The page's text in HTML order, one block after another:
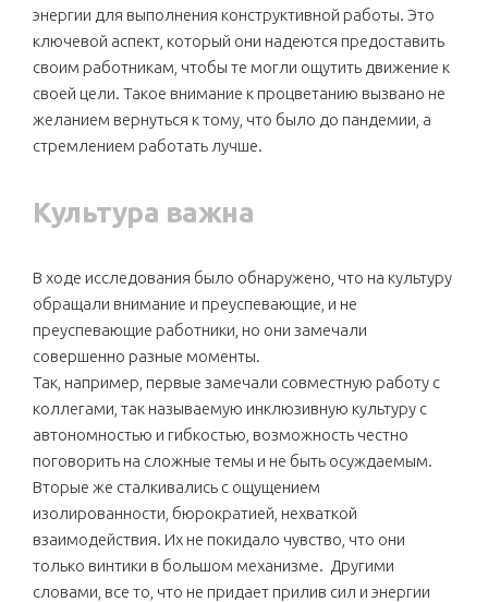
энергии для выполнения конструктивной работы. Это
ключевой аспект, который они надеются предоставить
своим работникам, чтобы те могли ощутить движение к
своей цели. Такое внимание к процветанию вызвано не
желанием вернуться к тому, что было до пандемии, а
стремлением работать лучше.
Культура важна
В ходе исследования было обнаружено, что на культуру
обращали внимание и преуспевающие, и не
преуспевающие работники, но они замечали
совершенно разные моменты.
Так, например, первые замечали совместную работу с
коллегами, так называемую инклюзивную культуру с
автономностью и гибкостью, возможность честно
поговорить на сложные темы и не быть осуждаемым.
Вторые же сталкивались с ощущением
изолированности, бюрократией, нехваткой
взаимодействия. Их не покидало чувство, что они
только винтики в большом механизме. Другими
словами, все то, что не придает прилив сил и энергии